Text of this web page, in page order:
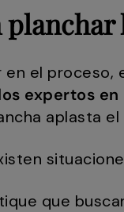
el proceso,
expertos
aplasta
que